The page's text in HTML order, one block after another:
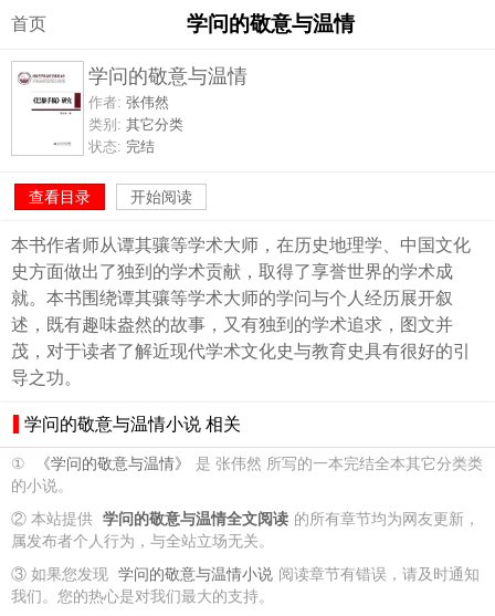
首页 学问的敬意与温情
学问的敬意与温情
作者: 张伟然
类别: 其它分类
状态: 完结
查看目录 开始阅读
本书作者师从谭其骧等学术大师，在历史地理学、中国文化
史方面做出了独到的学术贡献，取得了享誉世界的学术成
就。本书围绕谭其骧等学术大师的学问与个人经历展开叙
述，既有趣味盎然的故事，又有独到的学术追求，图文并
茂，对于读者了解近现代学术文化史与教育史具有很好的引
导之功。
学问的敬意与温情小说 相关
① 《学问的敬意与温情》
是 张伟然 所写的一本完结全本其它分类类
的小说。
② 本站提供 学问的敬意与温情全文阅读 的所有章节均为网友更新，
属发布者个人行为，与全站立场无关。
③ 如果您发现 学问的敬意与温情小说 阅读章节有错误，请及时通知
我们。您的热心是对我们最大的支持。